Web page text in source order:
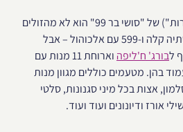
בראנץ' ה-Zeitaku ("מותרות") של "סושי בר 99" הוא לא מהזולים
– 399 דירהם לסועד עם שתיה קלה ו-599 עם אלכוהול – אבל
לבורג' ח'ליפה
וארוחת 11 מנות עם
בהן. מטעמים כוללים מגוון מנות
אצות בכל מיני סגנונות, סלטי
אורז ודיונונים ועוד ועוד.